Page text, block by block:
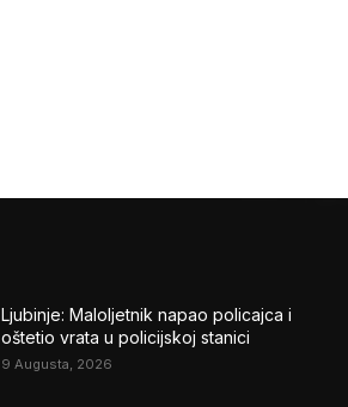
Ljubinje: Maloljetnik napao policajca i
oštetio vrata u policijskoj stanici
9 Augusta, 2026